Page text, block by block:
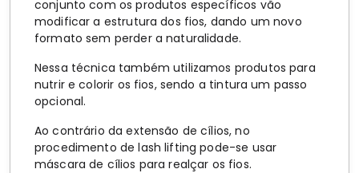
conjunto com os produtos específicos vão
modificar a estrutura dos fios, dando um novo
formato sem perder a naturalidade.
Nessa técnica também utilizamos produtos para
nutrir e colorir os fios, sendo a tintura um passo
opcional.
Ao contrário da extensão de cílios, no
procedimento de lash lifting pode-se usar
máscara de cílios para realçar os fios.